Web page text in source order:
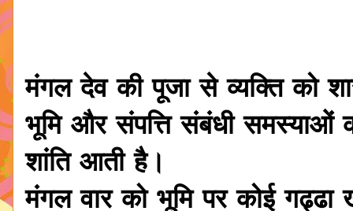
मंगल देव की पूजा से व्यक्ति को
भूमि और संपत्ति संबंधी समस्याओं
शांति आती है।
मंगल वार को भूमि पर कोई गढ्ढा